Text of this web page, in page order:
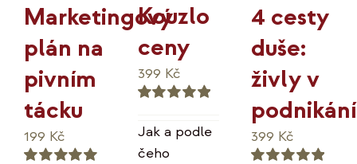
Marketingový
plán na
pivním
tácku
199 Kč
Kouzlo
ceny
5.00 z 5
399 Kč
Jak a podle
čeho
4 cesty
duše:
živly v
podnikání
399 Kč